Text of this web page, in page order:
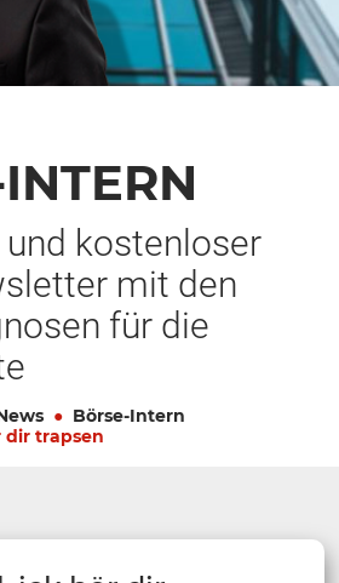
kostenloser
mit den
für die
Börse-Intern
dir trapsen